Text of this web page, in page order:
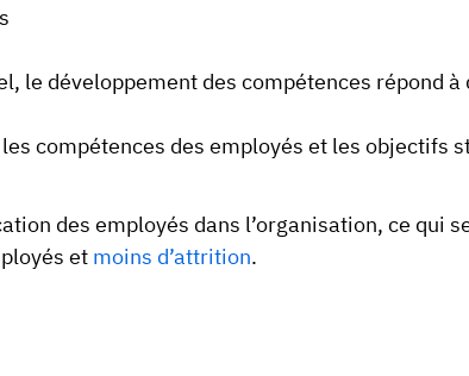
le développement des compétences répond
compétences des employés et les objectifs
des employés dans l’organisation, ce qui
et moins d’attrition.